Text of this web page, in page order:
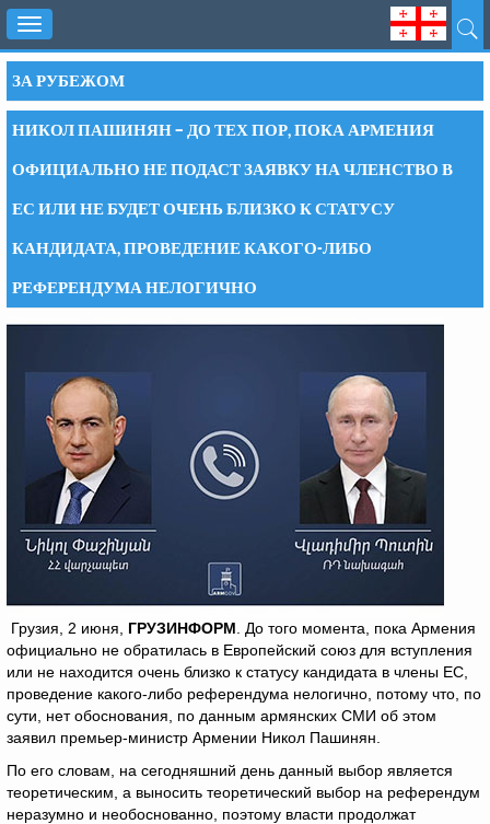
Toggle
navigation
ЗА РУБЕЖОМ
НИКОЛ ПАШИНЯН – ДО ТЕХ ПОР, ПОКА АРМЕНИЯ
ОФИЦИАЛЬНО НЕ ПОДАСТ ЗАЯВКУ НА ЧЛЕНСТВО В
ЕС ИЛИ НЕ БУДЕТ ОЧЕНЬ БЛИЗКО К СТАТУСУ
КАНДИДАТА, ПРОВЕДЕНИЕ КАКОГО-ЛИБО
РЕФЕРЕНДУМА НЕЛОГИЧНО
Грузия, 2 июня, ГРУЗИНФОРМ . До того момента, пока Армения
официально не обратилась в Европейский союз для вступления
или не находится очень близко к статусу кандидата в члены ЕС,
проведение какого-либо референдума нелогично, потому что, по
сути, нет обоснования, по данным армянских СМИ об этом
заявил премьер-министр Армении Никол Пашинян.
По его словам, на сегодняшний день данный выбор является
теоретическим, а выносить теоретический выбор на референдум
неразумно и необоснованно, поэтому власти продолжат